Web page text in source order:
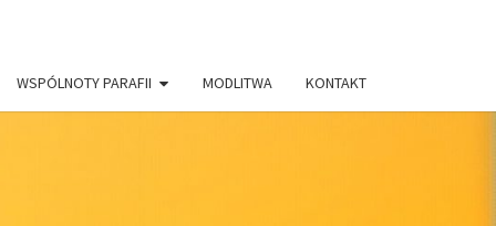
WSPÓLNOTY PARAFII MODLITWA KONTAKT